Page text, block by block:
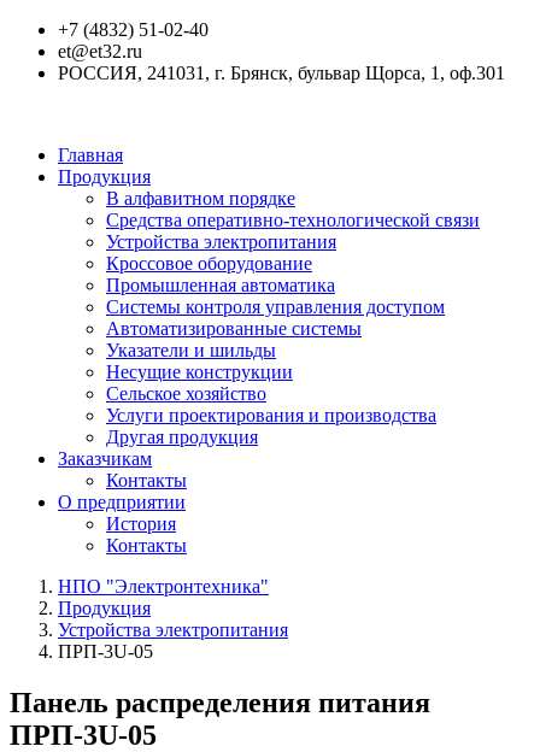
+7 (4832) 51-02-40
et@et32.ru
РОССИЯ, 241031, г. Брянск, бульвар Щорса, 1, оф.301
Главная
Продукция
В алфавитном порядке
Средства оперативно-технологической связи
Устройства электропитания
Кроссовое оборудование
Промышленная автоматика
Системы контроля управления доступом
Автоматизированные системы
Указатели и шильды
Несущие конструкции
Сельское хозяйство
Услуги проектирования и производства
Другая продукция
Заказчикам
Контакты
О предприятии
История
Контакты
НПО "Электронтехника"
Продукция
Устройства электропитания
ПРП-3U-05
Панель распределения питания
ПРП-3U-05